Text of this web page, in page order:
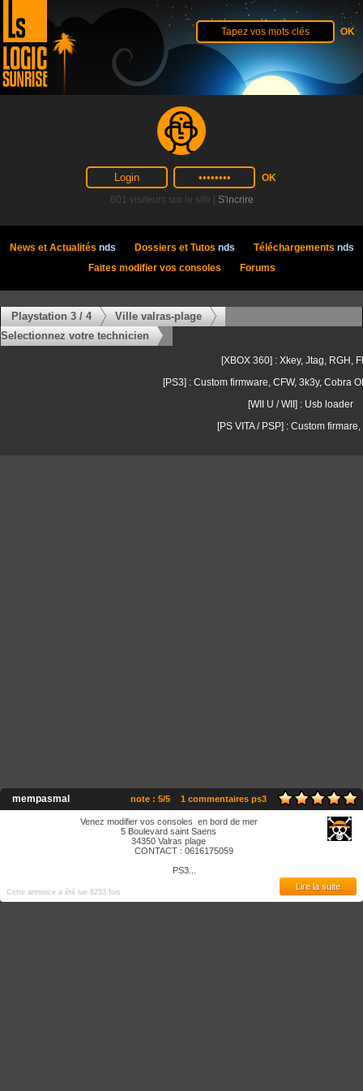
601 visiteurs sur le site | S'incrire
News et Actualités nds Dossiers et Tutos nds Téléchargements nds
Faites modifier vos consoles
Forums
Playstation 3 / 4
Ville valras-plage
Selectionnez votre technicien
[XBOX 360] : Xkey, Jtag, RGH,
[PS3] : Custom firmware, CFW, 3k3y, Cobra
[WII U / WII] : Usb loader
[PS VITA / PSP] : Custom firmare,
mempasmal 1 commentaires ps3
note : 5/5
Venez modifier vos consoles en bord de mer
5 Boulevard saint Saens
34350 Valras plage
CONTACT : 0616175059
PS3...
Cette annonce a été lue 8253 fois
Lire la suite